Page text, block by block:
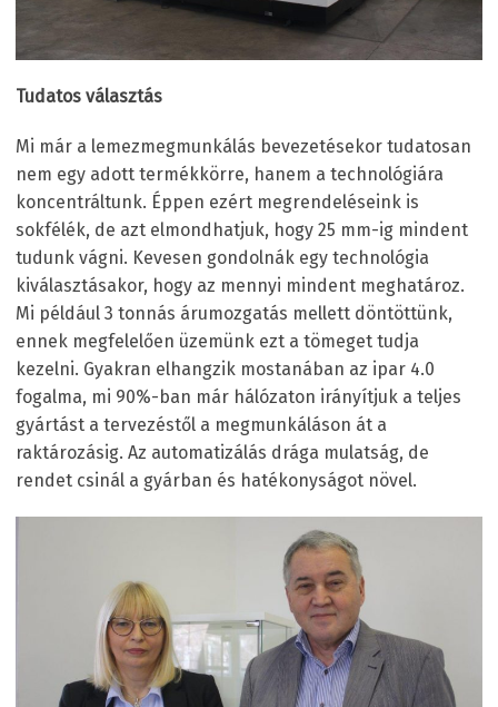
Tudatos választás
Mi már a lemezmegmunkálás bevezetésekor tudatosan
nem egy adott termékkörre, hanem a technológiára
koncentráltunk. Éppen ezért megrendeléseink is
sokfélék, de azt elmondhatjuk, hogy 25 mm-ig mindent
tudunk vágni. Kevesen gondolnák egy technológia
kiválasztásakor, hogy az mennyi mindent meghatároz.
Mi például 3 tonnás árumozgatás mellett döntöttünk,
ennek megfelelően üzemünk ezt a tömeget tudja
kezelni. Gyakran elhangzik mostanában az ipar 4.0
fogalma, mi 90%-ban már hálózaton irányítjuk a teljes
gyártást a tervezéstől a megmunkáláson át a
raktározásig. Az automatizálás drága mulatság, de
rendet csinál a gyárban és hatékonyságot növel.